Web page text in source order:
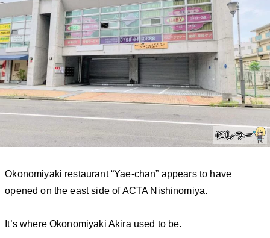
Okonomiyaki restaurant “Yae-chan” appears to have
opened on the east side of ACTA Nishinomiya.
It’s where Okonomiyaki Akira used to be.